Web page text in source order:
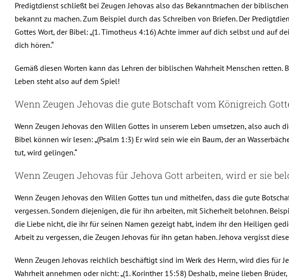
Predigtdienst schließt bei Zeugen Jehovas also das Bekanntmachen der
bekannt zu machen. Zum Beispiel durch das Schreiben von Briefen. Der
Gottes Wort, der Bibel: „(1. Timotheus 4:16) Achte immer auf dich selbst und
dich hören.“
Gemäß diesen Worten kann das Lehren der biblischen Wahrheit Menschen
Leben steht also auf dem Spiel!
Wenn Zeugen Jehovas die gute Botschaft vom Königreich
Wenn Zeugen Jehovas den Willen Gottes in unserem Leben umsetzen, also
Bibel können wir lesen: „(Psalm 1:3) Er wird sein wie ein Baum, der an
tut, wird gelingen.“
Wenn Zeugen Jehovas für Jehova Gott arbeiten, wird er sie
Wenn Zeugen Jehovas den Willen Gottes tun und mithelfen, dass die gute
vergessen. Sondern diejenigen, die für ihn arbeiten, mit Sicherheit belohnen.
die Liebe nicht, die ihr für seinen Namen gezeigt habt, indem ihr den Heiligen
Arbeit zu vergessen, die Zeugen Jehovas für ihn getan haben. Jehova vergisst
Wenn Zeugen Jehovas reichlich beschäftigt sind im Werk des Herrn, wird dies
Wahrheit annehmen oder nicht: „(1. Korinther 15:58) Deshalb, meine lieben